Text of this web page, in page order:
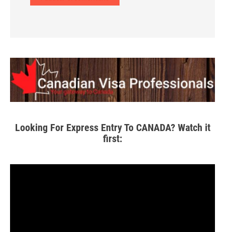
Looking For Express Entry To CANADA? Watch it
first: